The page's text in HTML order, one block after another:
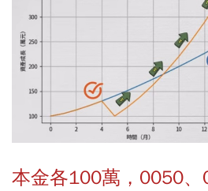
本金各100萬，0050